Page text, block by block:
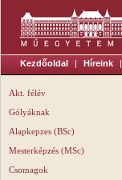
Kezdőoldal | Híreink |
Akt. félév
Gólyáknak
Alapkepzes (BSc)
Mesterképzés (MSc)
Csomagok